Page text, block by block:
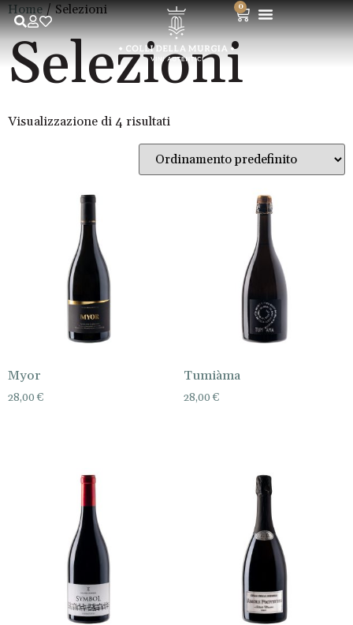
0
Home/ Selezioni
Selezioni
Visualizzazione di 4 risultati
Myor
28,00€
Tumiàma
28,00€